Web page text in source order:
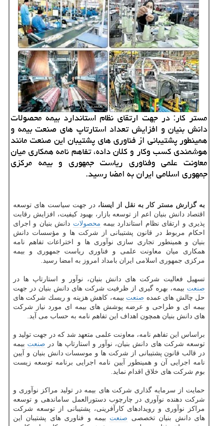
مستر كار: در جهت ارتقای نظام استاندارد بیمه محصولات
دانش بنیان و افزایش تعداد استارتاپ های صنعت بیمه و
همینطور پشتیبانی از فناوری های پشتیبان این صنعت مانند
هوشمندی كسب وكار و كلان داده، تفاهم نامه همكاری میان
معاونت علمی وفناوری ریاست جمهوری و بیمه مركزی
جمهوری اسلامی ایران به امضا رسید.
به گزارش مستر كار به نقل از ایسنا، در جهت سیاست های توسعه
اقتصاد دانش بنیان اعم از توسعه بازار، بهبود كیفیت، افزایش رقابت
پذیری و ارتقای نظام استاندارد بیمه محصولات دانش بنیان و اجرای
احكام مربوط در قانون پشتیبانی از شركت ها و مؤسسات دانش
بنیان و همینطور تجاری سازی نوآوری ها و اختراعات تفاهم نامه
همكاری میان معاونت علمی و فناوری ریاست جمهوری و بیمه
مركزی جمهوری اسلامی ایران بامداد امروز به امضا رسید.
تسهیل فعالیت شركت های دانش بنیان، نوآور و استارتاپ ها در
صنعت بیمه، بهره گیری از ظرفیت شركت های دانش بنیان در جهت
حل چالش های عمده صنعت بیمه، كاهش هزینه و ریسك شركت های
بیمه ای و طراحی و عرضه پوشش های بیمه ای مورد نیاز شركت
های دانش بنیان همچون اهداف این تفاهم نامه به حساب می آید.
براساس این تفاهم نامه، معاونت علمی متعهد شد كه در جهت تولید و
توسعه شركت های دانش بنیان، نوآور و استارتاپ ها در صنعت بیمه
در قالب قانون پشتیبانی از شركت ها و موسسات دانش بنیان و آیین
نامه اجرایی آن و همینطور آیین نامه اجرایی برنامه توسعه زیست
بوم شركت های خلاق اقدام نماید.
حمایت از سرمایه گذاری شركت های بیمه در تولید مراكز نوآوری و
شركت دهنده نوآوری در چارچوب دستورالعمل ساماندهی و توسعه
مراكز نوآوری و رویدادهای كارآفرینی، پشتیبانی از توسعه شركت
های دانش بنیان تخصصی صنعت بیمه و فناوری های پشتیبان این